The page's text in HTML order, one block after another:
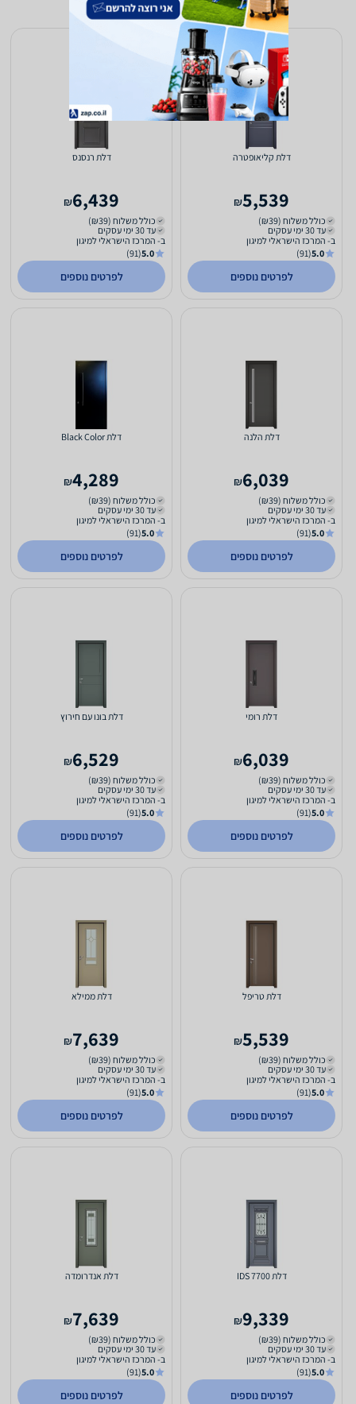
דלת קליאופטרה
5,539
₪
כולל משלוח (₪39)
עד 30 ימי עסקים
ב- המרכז הישראלי למיגון
5.0
(91)
לפרטים נוספים
דלת רנסנס
6,439
₪
כולל משלוח (₪39)
עד 30 ימי עסקים
ב- המרכז הישראלי למיגון
5.0
(91)
לפרטים נוספים
דלת הלנה
6,039
₪
כולל משלוח (₪39)
עד 30 ימי עסקים
ב- המרכז הישראלי למיגון
5.0
(91)
לפרטים נוספים
דלת Black Color
4,289
₪
כולל משלוח (₪39)
עד 30 ימי עסקים
ב- המרכז הישראלי למיגון
5.0
(91)
לפרטים נוספים
דלת רומי
6,039
₪
כולל משלוח (₪39)
עד 30 ימי עסקים
ב- המרכז הישראלי למיגון
5.0
(91)
לפרטים נוספים
דלת בונו עם חירוץ
6,529
₪
כולל משלוח (₪39)
עד 30 ימי עסקים
ב- המרכז הישראלי למיגון
5.0
(91)
לפרטים נוספים
דלת טריפל
5,539
₪
כולל משלוח (₪39)
עד 30 ימי עסקים
ב- המרכז הישראלי למיגון
5.0
(91)
לפרטים נוספים
דלת ממילא
7,639
₪
כולל משלוח (₪39)
עד 30 ימי עסקים
ב- המרכז הישראלי למיגון
5.0
(91)
לפרטים נוספים
דלת IDS 7700
9,339
₪
כולל משלוח (₪39)
עד 30 ימי עסקים
ב- המרכז הישראלי למיגון
5.0
(91)
לפרטים נוספים
דלת אנדרומדה
7,639
₪
כולל משלוח (₪39)
עד 30 ימי עסקים
ב- המרכז הישראלי למיגון
5.0
(91)
לפרטים נוספים